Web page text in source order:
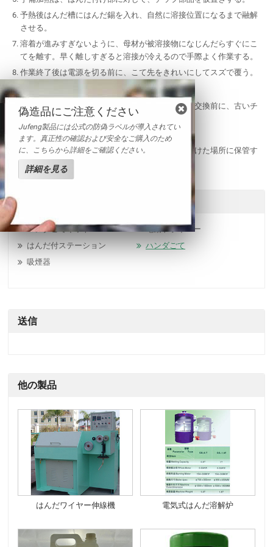
予熱後はんだ槽にはんだ錫を入れ、自然に溶接位置になるまで融解
させる。
溶着が進みすぎないように、母材が被溶接物になじんだらすぐにこ
てを離す。早く離しすぎると溶接が冷えるので手際よく作業する。
作業終了後は電源を切る前に、こて先をきれいにしてスズで覆う。
メンテナンスと保管
鉄芯の交換には鉄芯にチップがあるか確認する。交換前に、古いチ
ップを除去する。
管内の酸性皮膜を除去し、鉄芯を交換する。
こて先の酸化や絶縁低下を防ぐため高温多湿を避けた場所に保管す
る。
ハンダごてキット
電動ドライバー
はんだ付ステーション
ハンダごて
吸煙器
送信
他の製品
はんだワイヤー伸線機 電気式はんだ溶解炉
偽造品にご注意ください
Jufeng製品には公式の防偽ラベルが導入されてい
ます。真正性の確認および安全なご購入のため
に、こちらから詳細をご確認ください。
詳細を見る